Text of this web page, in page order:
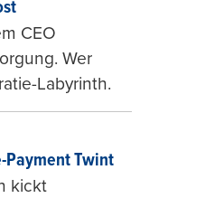
CEO
Wer
Labyrinth.
Payment Twint
kickt